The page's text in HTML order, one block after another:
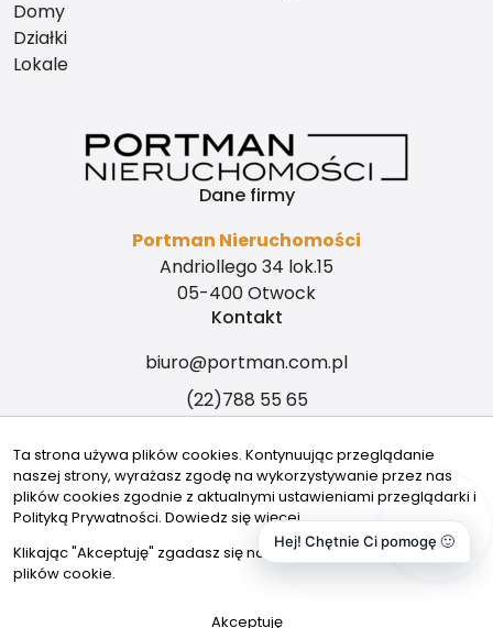
Domy
Działki
Lokale
Dane firmy
Portman Nieruchomości
Andriollego 34 lok.15
05-400 Otwock
Kontakt
biuro@portman.com.pl
(22)788 55 65
Tu nas znajdziesz
© 2026 Wszystkie prawa zastrzeżone | Program dla biur
nieruchomości - asaricrm.com
Ta strona używa plików cookies. Kontynuując przeglądanie
naszej strony, wyrażasz zgodę na wykorzystywanie przez nas
plików cookies zgodnie z aktualnymi ustawieniami przeglądarki i
Polityką Prywatności. Dowiedz się więcej
Klikając "Akceptuję" zgadasz się na wykorzystywanie przez nas
plików cookie.
Akceptuję
Hej! Chętnie Ci pomogę 🙂